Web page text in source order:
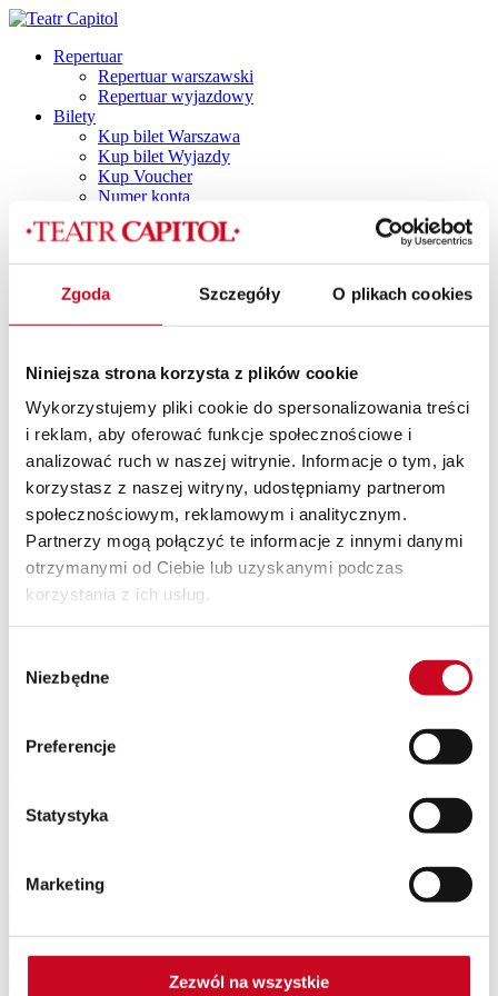
Zgoda Szczegóły O plikach cookies
Niniejsza strona korzysta z plików cookie
Wykorzystujemy pliki cookie do spersonalizowania treści
i reklam, aby oferować funkcje społecznościowe i
analizować ruch w naszej witrynie. Informacje o tym, jak
korzystasz z naszej witryny, udostępniamy partnerom
społecznościowym, reklamowym i analitycznym.
Partnerzy mogą połączyć te informacje z innymi danymi
otrzymanymi od Ciebie lub uzyskanymi podczas
korzystania z ich usług.
zgody
Niezbędne
Preferencje
Statystyka
Marketing
Zezwól na wszystkie
Repertuar
Repertuar warszawski
Repertuar wyjazdowy
Bilety
Kup bilet Warszawa
Kup bilet Wyjazdy
Kup Voucher
Numer konta
Plan widowni
Najczęściej zadawane pytania
Polityka cookies
Capitol by Night
Dla dzieci i młodzieży
TANI PONIEDZIAŁEK
Spektakle z dancingiem
SPEKTAKLE Z POTAŃCÓWKĄ
SPEKTAKLE Z RETRO IMPREZKĄ
SPEKTAKLE Z WAKACYJNĄ POTAŃCÓWKĄ
Wyjazdy
Kontakt
O nas
Teatr Capitol
Partnerzy
MEDICINE LOGO CMYK
Patroni Medialni Teatru